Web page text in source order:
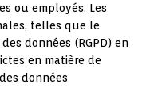
ou employés. Les
telles que le
données (RGPD) en
en matière de
données